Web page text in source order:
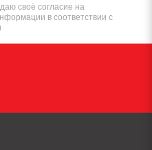
своё согласие на
в соответствии с